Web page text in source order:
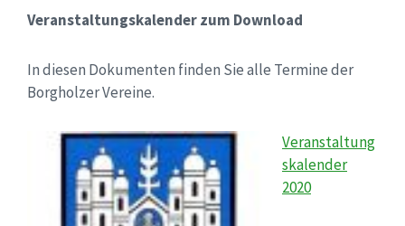
Veranstaltungskalender zum Download
In diesen Dokumenten finden Sie alle Termine der
Borgholzer Vereine.
Veranstaltung
skalender
2020